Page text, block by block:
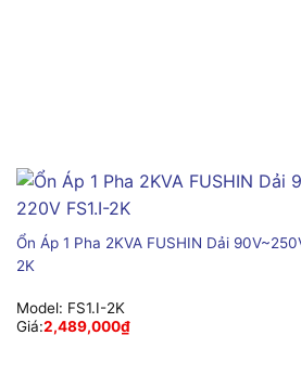
Ổn Áp 1 Pha 2KVA FUSHIN Dải
2K
Model: FS1.I-2K
Giá:2,489,000₫